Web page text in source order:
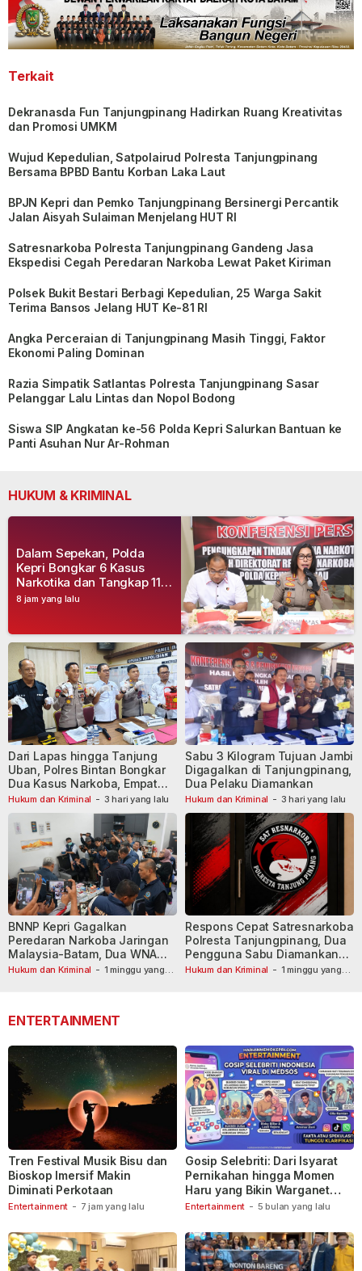
Terkait
Dekranasda Fun Tanjungpinang Hadirkan Ruang Kreativitas
dan Promosi UMKM
Wujud Kepedulian, Satpolairud Polresta Tanjungpinang
Bersama BPBD Bantu Korban Laka Laut
BPJN Kepri dan Pemko Tanjungpinang Bersinergi Percantik
Jalan Aisyah Sulaiman Menjelang HUT RI
Satresnarkoba Polresta Tanjungpinang Gandeng Jasa
Ekspedisi Cegah Peredaran Narkoba Lewat Paket Kiriman
Polsek Bukit Bestari Berbagi Kepedulian, 25 Warga Sakit
Terima Bansos Jelang HUT Ke-81 RI
Angka Perceraian di Tanjungpinang Masih Tinggi, Faktor
Ekonomi Paling Dominan
Razia Simpatik Satlantas Polresta Tanjungpinang Sasar
Pelanggar Lalu Lintas dan Nopol Bodong
Siswa SIP Angkatan ke-56 Polda Kepri Salurkan Bantuan ke
Panti Asuhan Nur Ar-Rohman
HUKUM & KRIMINAL
8 jam yang lalu
Dalam Sepekan, Polda
Kepri Bongkar 6 Kasus
Narkotika dan Tangkap 11
Tersangka
Hukum dan Kriminal - 3 hari yang lalu
Dari Lapas hingga Tanjung
Uban, Polres Bintan Bongkar
Dua Kasus Narkoba, Empat
Tersangka Dibekuk
Hukum dan Kriminal - 3 hari yang lalu
Sabu 3 Kilogram Tujuan Jambi
Digagalkan di Tanjungpinang,
Dua Pelaku Diamankan
Hukum dan Kriminal - 1 minggu yang
BNNP Kepri Gagalkan
Peredaran Narkoba Jaringan
Malaysia-Batam, Dua WNA
Masih Diburu
Hukum dan Kriminal - 1 minggu yang
Respons Cepat Satresnarkoba
Polresta Tanjungpinang, Dua
Pengguna Sabu Diamankan
Usai Dilaporkan ke Call Center
ENTERTAINMENT
Entertainment - 7 jam yang lalu
Tren Festival Musik Bisu dan
Bioskop Imersif Makin
Diminati Perkotaan
Entertainment - 5 bulan yang lalu
Gosip Selebriti: Dari Isyarat
Pernikahan hingga Momen
Haru yang Bikin Warganet
Berspekulasi